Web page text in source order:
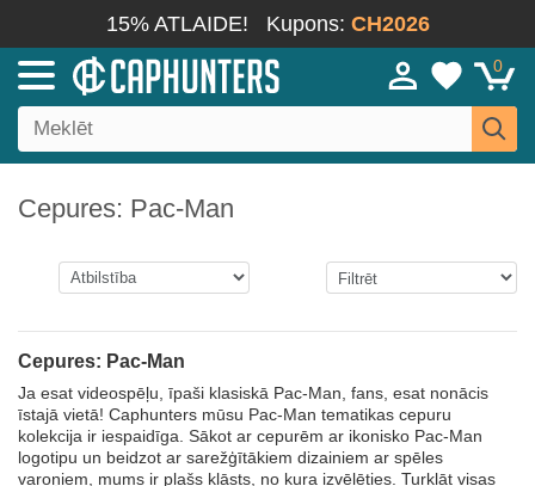
15% ATLAIDE! Kupons: CH2026
0
Cepures: Pac-Man
Cepures: Pac-Man
Ja esat videospēļu, īpaši klasiskā Pac-Man, fans, esat nonācis
īstajā vietā! Caphunters mūsu Pac-Man tematikas cepuru
kolekcija ir iespaidīga. Sākot ar cepurēm ar ikonisko Pac-Man
logotipu un beidzot ar sarežģītākiem dizainiem ar spēles
varoņiem, mums ir plašs klāsts, no kura izvēlēties. Turklāt visas